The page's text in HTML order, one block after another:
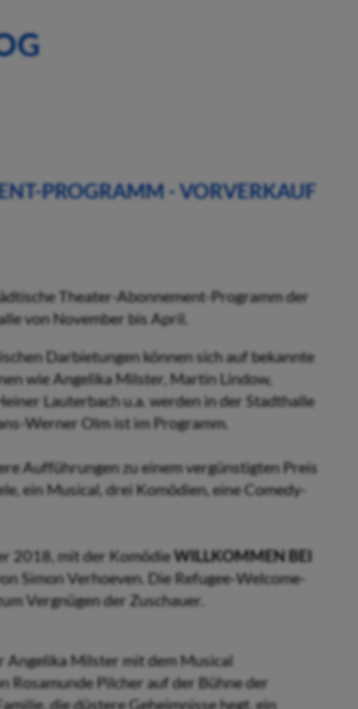
PROGRAMM - VORVERKAUF
Theater-Abonnement-Programm der
von November bis April.
Darbietungen können sich auf bekannte
wie Angelika Milster, Martin Lindow,
Lauterbach u.a. werden in der Stadthalle
Werner Olm ist im Programm.
Aufführungen zu einem vergünstigten Preis
ein Musical, drei Komödien, eine Comedy-
2018, mit der KomödieWILLKOMMEN BEI
Simon Verhoeven. Die Refugee-Welcome-
Vergnügen der Zuschauer.
Angelika Milster mit dem Musical
Rosamunde Pilcher auf der Bühne der
die düstere Geheimnisse hegt, ein